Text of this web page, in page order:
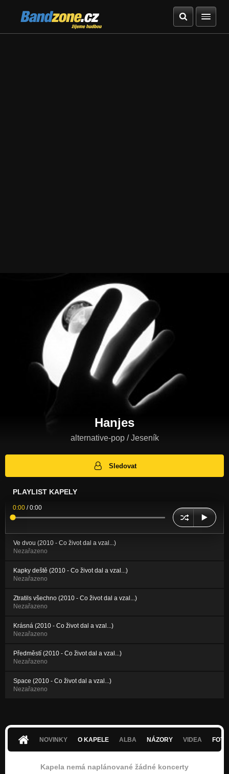
Bandzone.cz
žijeme hudbou
Hanjes
alternative-pop / Jeseník
Sledovat
PLAYLIST KAPELY
0:00 /0:00
Ve dvou (2010 - Co život dal a vzal...)
Nezařazeno
Kapky deště (2010 - Co život dal a vzal...)
Nezařazeno
Ztratils všechno (2010 - Co život dal a vzal...)
Nezařazeno
Krásná (2010 - Co život dal a vzal...)
Nezařazeno
Předměstí (2010 - Co život dal a vzal...)
Nezařazeno
Space (2010 - Co život dal a vzal...)
Nezařazeno
NOVINKY O KAPELE ALBA NÁZORY VIDEA
Kapela nemá naplánované žádné koncerty